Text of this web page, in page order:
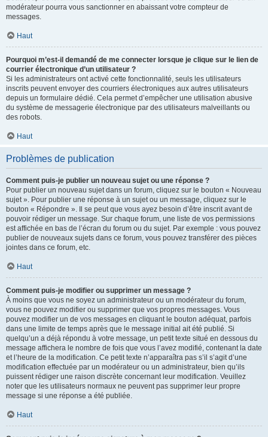
modérateur pourra vous sanctionner en abaissant votre compteur de
messages.
Haut
Pourquoi m’est-il demandé de me connecter lorsque je clique sur le lien de
courrier électronique d’un utilisateur ?
Si les administrateurs ont activé cette fonctionnalité, seuls les utilisateurs
inscrits peuvent envoyer des courriers électroniques aux autres utilisateurs
depuis un formulaire dédié. Cela permet d’empêcher une utilisation abusive
du système de messagerie électronique par des utilisateurs malveillants ou
des robots.
Haut
Problèmes de publication
Comment puis-je publier un nouveau sujet ou une réponse ?
Pour publier un nouveau sujet dans un forum, cliquez sur le bouton « Nouveau
sujet ». Pour publier une réponse à un sujet ou un message, cliquez sur le
bouton « Répondre ». Il se peut que vous ayez besoin d’être inscrit avant de
pouvoir rédiger un message. Sur chaque forum, une liste de vos permissions
est affichée en bas de l’écran du forum ou du sujet. Par exemple : vous pouvez
publier de nouveaux sujets dans ce forum, vous pouvez transférer des pièces
jointes dans ce forum, etc.
Haut
Comment puis-je modifier ou supprimer un message ?
À moins que vous ne soyez un administrateur ou un modérateur du forum,
vous ne pouvez modifier ou supprimer que vos propres messages. Vous
pouvez modifier un de vos messages en cliquant le bouton adéquat, parfois
dans une limite de temps après que le message initial ait été publié. Si
quelqu’un a déjà répondu à votre message, un petit texte situé en dessous du
message affichera le nombre de fois que vous l’avez modifié, contenant la date
et l’heure de la modification. Ce petit texte n’apparaîtra pas s’il s’agit d’une
modification effectuée par un modérateur ou un administrateur, bien qu’ils
puissent rédiger une raison discrète concernant leur modification. Veuillez
noter que les utilisateurs normaux ne peuvent pas supprimer leur propre
message si une réponse a été publiée.
Haut